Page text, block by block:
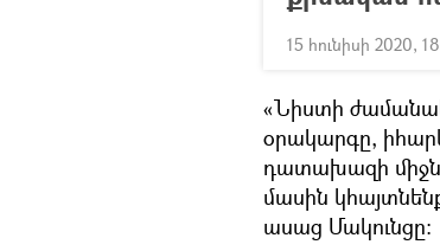
15 հունիսի 2020,
«Նիստի ժամանակ
օրակարգը,
դատախազի
մասին
ասաց Մակունցը։